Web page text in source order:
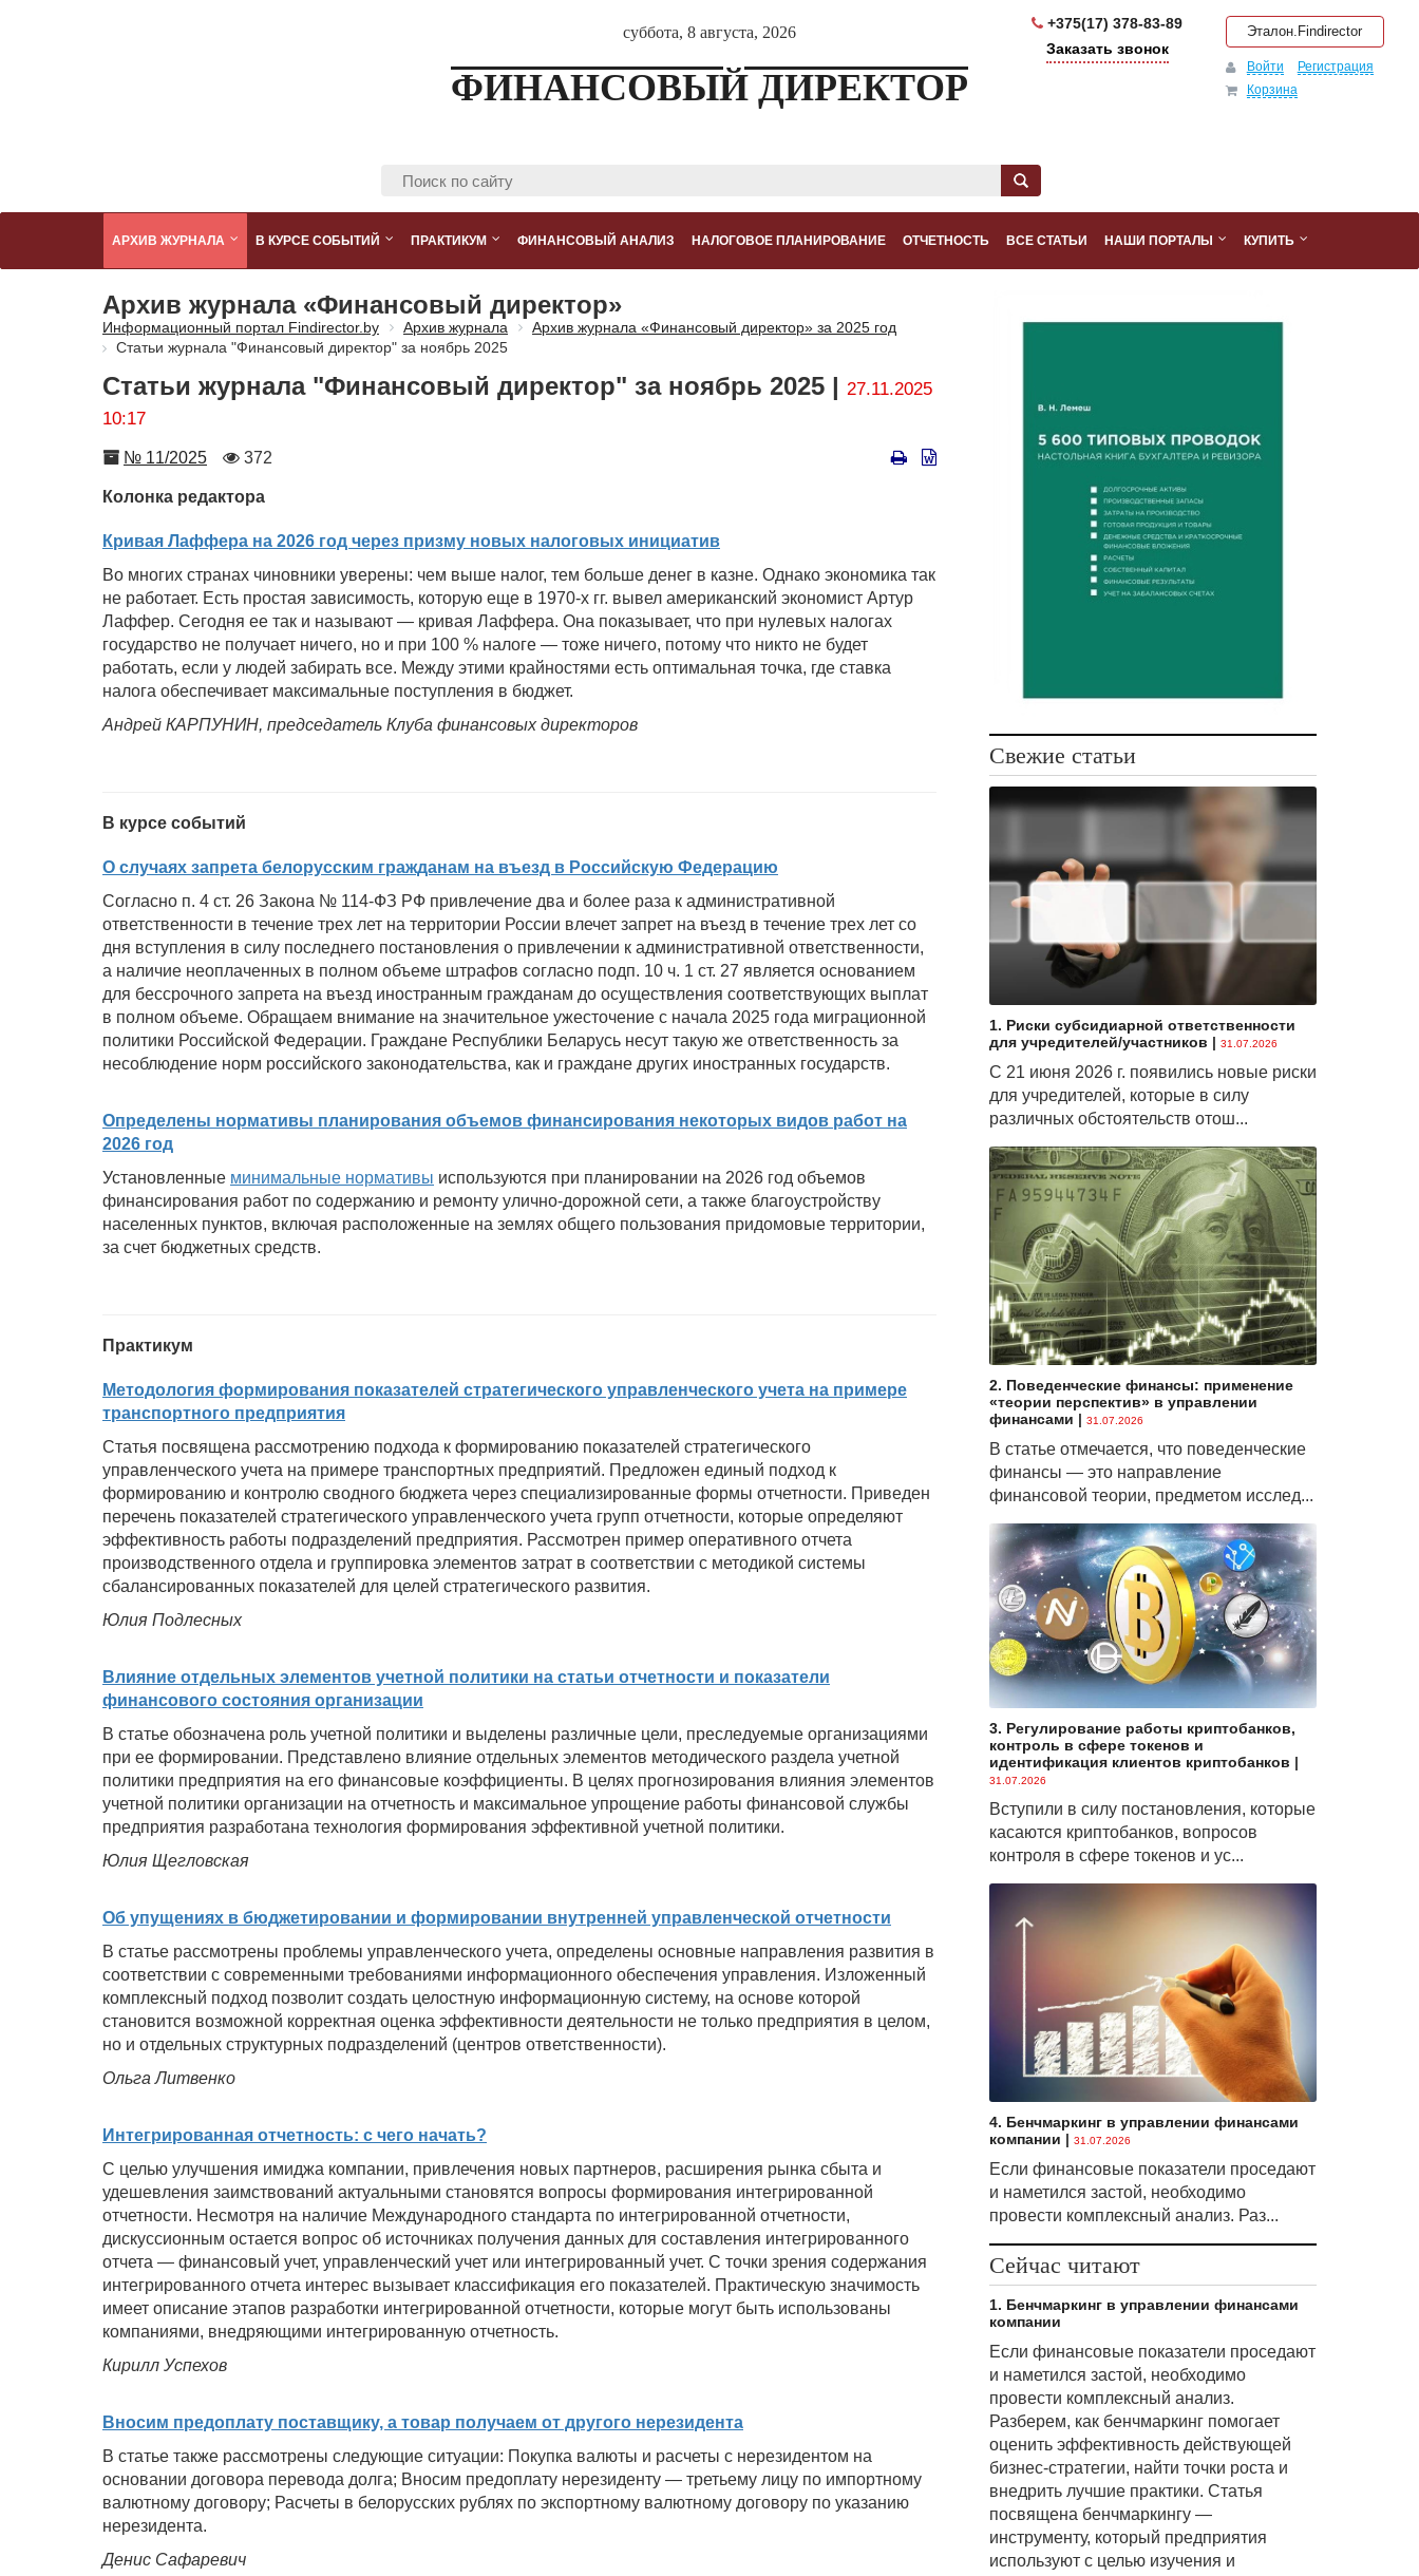
суббота, 8 августа, 2026
ФИНАНСОВЫЙ ДИРЕКТОР
+375(17) 378-83-89
Заказать звонок
Эталон.Findirector
Войти
Регистрация
Корзина
АРХИВ ЖУРНАЛА В КУРСЕ СОБЫТИЙ ПРАКТИКУМ ФИНАНСОВЫЙ АНАЛИЗ НАЛОГОВОЕ ПЛАНИРОВАНИЕ ОТЧЕТНОСТЬ ВСЕ СТАТЬИ НАШИ ПОРТАЛЫ КУПИТЬ
Архив журнала «Финансовый директор»
Информационный портал Findirector.by Архив журнала
Архив журнала «Финансовый директор» за 2025 год
Статьи журнала "Финансовый директор" за ноябрь 2025
Статьи журнала "Финансовый директор" за ноябрь 2025 | 27.11.2025
10:17
Номер
№ 11/2025
Количество
372
Колонка редактора
Кривая Лаффера на 2026 год через призму новых налоговых инициатив
Во многих странах чиновники уверены: чем выше налог, тем больше денег в казне. Однако экономика так
не работает. Есть простая зависимость, которую еще в 1970-х гг. вывел американский экономист Артур
Лаффер. Сегодня ее так и называют — кривая Лаффера. Она показывает, что при нулевых налогах
государство не получает ничего, но и при 100 % налоге — тоже ничего, потому что никто не будет
работать, если у людей забирать все. Между этими крайностями есть оптимальная точка, где ставка
налога обеспечивает максимальные поступления в бюджет.
Андрей КАРПУНИН, председатель Клуба финансовых директоров
В курсе событий
О случаях запрета белорусским гражданам на въезд в Российскую Федерацию
Согласно п. 4 ст. 26 Закона № 114-ФЗ РФ привлечение два и более раза к административной
ответственности в течение трех лет на территории России влечет запрет на въезд в течение трех лет со
дня вступления в силу последнего постановления о привлечении к административной ответственности,
а наличие неоплаченных в полном объеме штрафов согласно подп. 10 ч. 1 ст. 27 является основанием
для бессрочного запрета на въезд иностранным гражданам до осуществления соответствующих выплат
в полном объеме. Обращаем внимание на значительное ужесточение с начала 2025 года миграционной
политики Российской Федерации. Граждане Республики Беларусь несут такую же ответственность за
несоблюдение норм российского законодательства, как и граждане других иностранных государств.
Определены нормативы планирования объемов финансирования некоторых видов работ на
2026 год
Установленные минимальные нормативы используются при планировании на 2026 год объемов
финансирования работ по содержанию и ремонту улично-дорожной сети, а также благоустройству
населенных пунктов, включая расположенные на землях общего пользования придомовые территории,
за счет бюджетных средств.
Практикум
Методология формирования показателей стратегического управленческого учета на примере
транспортного предприятия
Статья посвящена рассмотрению подхода к формированию показателей стратегического
управленческого учета на примере транспортных предприятий. Предложен единый подход к
формированию и контролю сводного бюджета через специализированные формы отчетности. Приведен
перечень показателей стратегического управленческого учета групп отчетности, которые определяют
эффективность работы подразделений предприятия. Рассмотрен пример оперативного отчета
производственного отдела и группировка элементов затрат в соответствии с методикой системы
сбалансированных показателей для целей стратегического развития.
Юлия Подлесных
Влияние отдельных элементов учетной политики на статьи отчетности и показатели
финансового состояния организации
В статье обозначена роль учетной политики и выделены различные цели, преследуемые организациями
при ее формировании. Представлено влияние отдельных элементов методического раздела учетной
политики предприятия на его финансовые коэффициенты. В целях прогнозирования влияния элементов
учетной политики организации на отчетность и максимальное упрощение работы финансовой службы
предприятия разработана технология формирования эффективной учетной политики.
Юлия Щегловская
Об упущениях в бюджетировании и формировании внутренней управленческой отчетности
В статье рассмотрены проблемы управленческого учета, определены основные направления развития в
соответствии с современными требованиями информационного обеспечения управления. Изложенный
комплексный подход позволит создать целостную информационную систему, на основе которой
становится возможной корректная оценка эффективности деятельности не только предприятия в целом,
но и отдельных структурных подразделений (центров ответственности).
Ольга Литвенко
Интегрированная отчетность: с чего начать?
С целью улучшения имиджа компании, привлечения новых партнеров, расширения рынка сбыта и
удешевления заимствований актуальными становятся вопросы формирования интегрированной
отчетности. Несмотря на наличие Международного стандарта по интегрированной отчетности,
дискуссионным остается вопрос об источниках получения данных для составления интегрированного
отчета — финансовый учет, управленческий учет или интегрированный учет. С точки зрения содержания
интегрированного отчета интерес вызывает классификация его показателей. Практическую значимость
имеет описание этапов разработки интегрированной отчетности, которые могут быть использованы
компаниями, внедряющими интегрированную отчетность.
Кирилл Успехов
Вносим предоплату поставщику, а товар получаем от другого нерезидента
В статье также рассмотрены следующие ситуации: Покупка валюты и расчеты с нерезидентом на
основании договора перевода долга; Вносим предоплату нерезиденту — третьему лицу по импортному
валютному договору; Расчеты в белорусских рублях по экспортному валютному договору по указанию
нерезидента.
Денис Сафаревич
Свежие статьи
1. Риски субсидиарной ответственности
для учредителей/участников | 31.07.2026
С 21 июня 2026 г. появились новые риски
для учредителей, которые в силу
различных обстоятельств отош...
2. Поведенческие финансы: применение
«теории перспектив» в управлении
финансами | 31.07.2026
В статье отмечается, что поведенческие
финансы — это направление
финансовой теории, предметом исслед...
3. Регулирование работы криптобанков,
контроль в сфере токенов и
идентификация клиентов криптобанков |
31.07.2026
Вступили в силу постановления, которые
касаются криптобанков, вопросов
контроля в сфере токенов и ус...
4. Бенчмаркинг в управлении финансами
компании | 31.07.2026
Если финансовые показатели проседают
и наметился застой, необходимо
провести комплексный анализ. Раз...
Сейчас читают
1. Бенчмаркинг в управлении финансами
компании
Если финансовые показатели проседают
и наметился застой, необходимо
провести комплексный анализ.
Разберем, как бенчмаркинг помогает
оценить эффективность действующей
бизнес-стратегии, найти точки роста и
внедрить лучшие практики. Статья
посвящена бенчмаркингу —
инструменту, который предприятия
используют с целью изучения и